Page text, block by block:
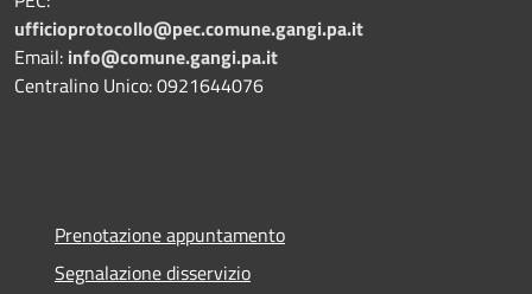
ufficioprotocollo@pec.comune.gangi.pa.it
Email: info@comune.gangi.pa.it
Centralino Unico: 0921644076
Prenotazione appuntamento
Segnalazione disservizio